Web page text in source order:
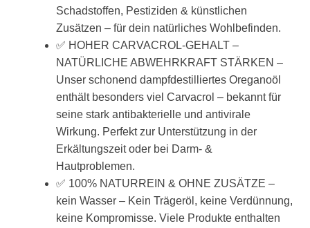
Schadstoffen, Pestiziden & künstlichen
Zusätzen – für dein natürliches Wohlbefinden.
✅ HOHER CARVACROL-GEHALT –
NATÜRLICHE ABWEHRKRAFT STÄRKEN –
Unser schonend dampfdestilliertes Oreganoöl
enthält besonders viel Carvacrol – bekannt für
seine stark antibakterielle und antivirale
Wirkung. Perfekt zur Unterstützung in der
Erkältungszeit oder bei Darm- &
Hautproblemen.
✅ 100% NATURREIN & OHNE ZUSÄTZE –
kein Wasser – Kein Trägeröl, keine Verdünnung,
keine Kompromisse. Viele Produkte enthalten